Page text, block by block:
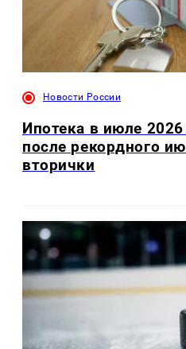
Новости России
Ипотека в июле
после рекордного
вторички